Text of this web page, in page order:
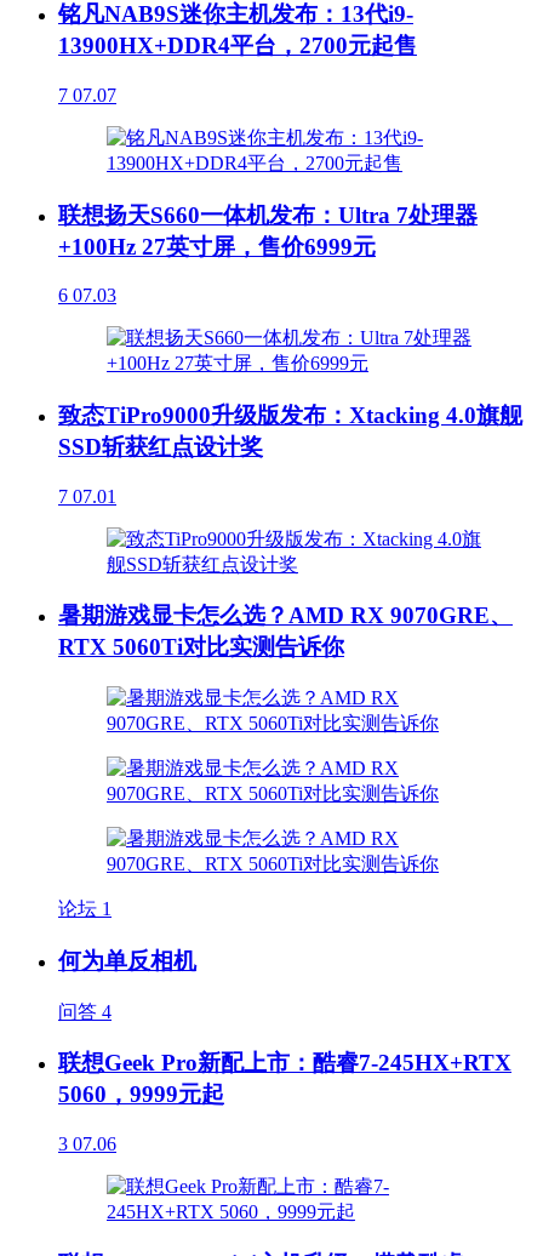
铭凡NAB9S迷你主机发布：13代i9-
13900HX+DDR4平台，2700元起售
7 07.07
联想扬天S660一体机发布：Ultra 7处理器
+100Hz 27英寸屏，售价6999元
6 07.03
致态TiPro9000升级版发布：Xtacking 4.0旗舰
SSD斩获红点设计奖
7 07.01
暑期游戏显卡怎么选？AMD RX 9070GRE、
RTX 5060Ti对比实测告诉你
论坛 1
何为单反相机
问答 4
联想Geek Pro新配上市：酷睿7-245HX+RTX
5060，9999元起
3 07.06